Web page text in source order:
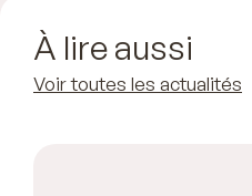
À lire aussi
Voir toutes les actualités